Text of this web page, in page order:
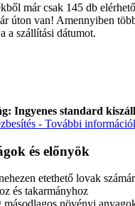
már csak 145 db
úton van! Amennyiben
a szállítási dátumot.
Ingyenes standard
- További
és előnyök
etethető lovak
és takarmányhoz